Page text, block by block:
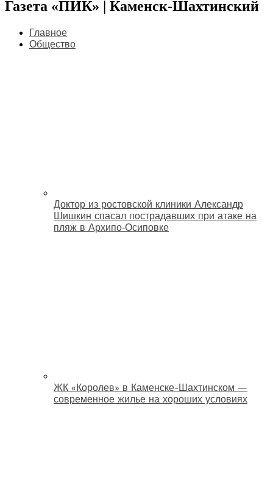
Газета «ПИК» | Каменск-Шахтинский
Главное
Общество
Доктор из ростовской клиники Александр
Шишкин спасал пострадавших при атаке на
пляж в Архипо‑Осиповке
ЖК «Королев» в Каменске-Шахтинском —
современное жилье на хороших условиях